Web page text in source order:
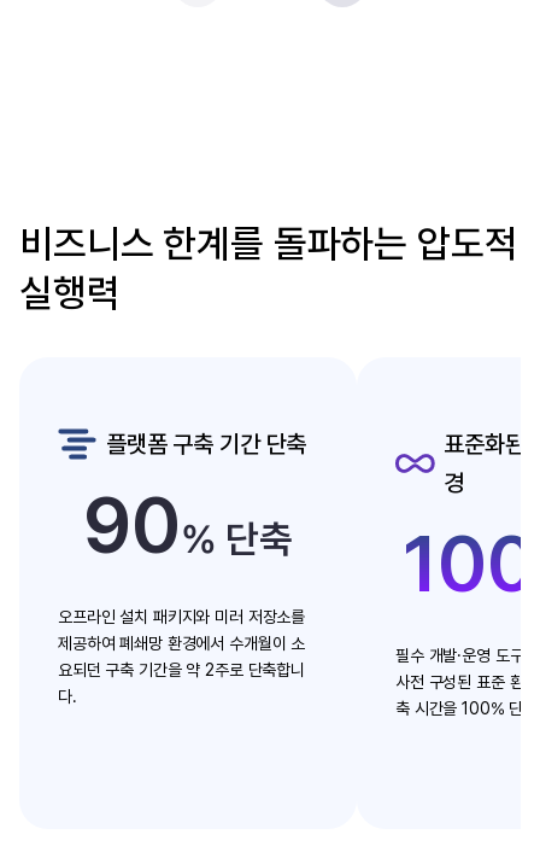
비즈니스 한계를 돌파하는 압도적
실행력
플랫폼 구축 기간 단축
90% 단축
오프라인 설치 패키지와 미러 저장소를
제공하여 폐쇄망 환경에서 수개월이 소
요되던 구축 기간을 약 2주로 단축합니
다.
표준화된
경
100
필수 개발·운영 도구
사전 구성된 표준 환
축 시간을 100% 단